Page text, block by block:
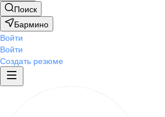
Поиск
Бармино
Войти
Войти
Создать резюме